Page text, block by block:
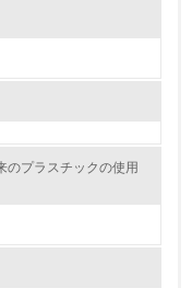
の活動に活
のプラスチックの使用